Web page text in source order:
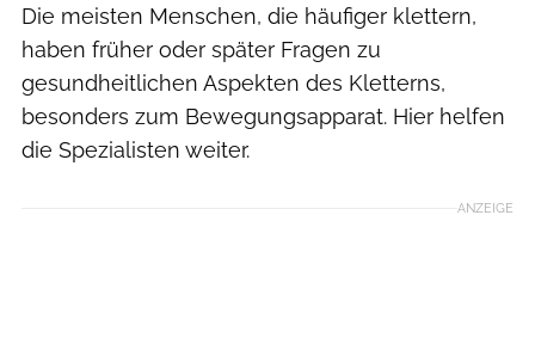
Die meisten Menschen, die häufiger klettern,
haben früher oder später Fragen zu
gesundheitlichen Aspekten des Kletterns,
besonders zum Bewegungsapparat. Hier helfen
die Spezialisten weiter.
ANZEIGE